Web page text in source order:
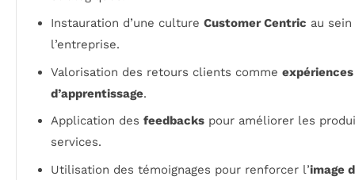
Instauration d’une culture Customer Centric au sein
l’entreprise.
Valorisation des retours clients comme expériences
d’apprentissage.
Application des feedbacks pour améliorer les
services.
Utilisation des témoignages pour renforcer l’image